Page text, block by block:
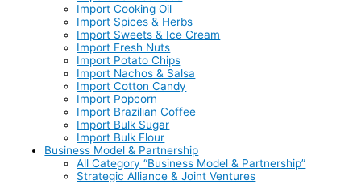
Import Cooking Oil
Import Spices & Herbs
Import Sweets & Ice Cream
Import Fresh Nuts
Import Potato Chips
Import Nachos & Salsa
Import Cotton Candy
Import Popcorn
Import Brazilian Coffee
Import Bulk Sugar
Import Bulk Flour
Business Model & Partnership
All Category “Business Model & Partnership”
Strategic Alliance & Joint Ventures